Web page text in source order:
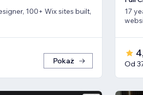
100+ Wix sites built,
Pokaż
17
Od